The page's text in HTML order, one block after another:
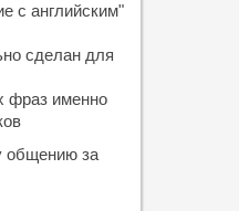
с английским"
сделан для
фраз именно
общению за